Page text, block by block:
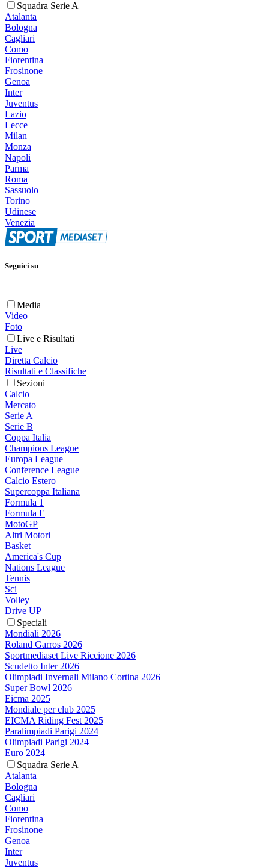
Squadra Serie A
Atalanta
Bologna
Cagliari
Como
Fiorentina
Frosinone
Genoa
Inter
Juventus
Lazio
Lecce
Milan
Monza
Napoli
Parma
Roma
Sassuolo
Torino
Udinese
Venezia
Seguici su
Media
Video
Foto
Live e Risultati
Live
Diretta Calcio
Risultati e Classifiche
Sezioni
Calcio
Mercato
Serie A
Serie B
Coppa Italia
Champions League
Europa League
Conference League
Calcio Estero
Supercoppa Italiana
Formula 1
Formula E
MotoGP
Altri Motori
Basket
America's Cup
Nations League
Tennis
Sci
Volley
Drive UP
Speciali
Mondiali 2026
Roland Garros 2026
Sportmediaset Live Riccione 2026
Scudetto Inter 2026
Olimpiadi Invernali Milano Cortina 2026
Super Bowl 2026
Eicma 2025
Mondiale per club 2025
EICMA Riding Fest 2025
Paralimpiadi Parigi 2024
Olimpiadi Parigi 2024
Euro 2024
Squadra Serie A
Atalanta
Bologna
Cagliari
Como
Fiorentina
Frosinone
Genoa
Inter
Juventus